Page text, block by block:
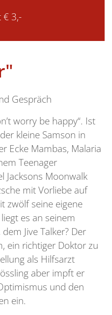
€ 3,-
Gespräch
worry be happy“. Ist
kleine Samson in
Ecke Mambas, Malaria
Teenager
Jacksons Moonwalk
mit Vorliebe auf
zwölf seine eigene
es an seinem
Jive Talker? Der
ein richtiger Doktor zu
als Hilfsarzt
aber impft er
und den
ein.